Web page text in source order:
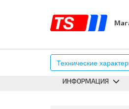
ТехническиеКАТАЛОГ
ИНФОРМАЦИЯ